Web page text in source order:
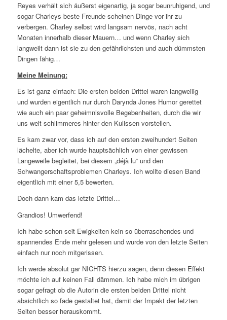
Reyes verhält sich äußerst eigenartig, ja sogar beunruhigend, und
sogar Charleys beste Freunde scheinen Dinge vor ihr zu
verbergen. Charley selbst wird langsam nervös, nach acht
Monaten innerhalb dieser Mauern… und wenn Charley sich
langweilt dann ist sie zu den gefährlichsten und auch dümmsten
Dingen fähig…
Meine Meinung:
Es ist ganz einfach: Die ersten beiden Drittel waren langweilig
und wurden eigentlich nur durch Darynda Jones Humor gerettet
wie auch ein paar geheimnisvolle Begebenheiten, durch die wir
uns weit schlimmeres hinter den Kulissen vorstellen.
Es kam zwar vor, dass ich auf den ersten zweihundert Seiten
lächelte, aber ich wurde hauptsächlich von einer gewissen
Langeweile begleitet, bei diesem „déjà lu“ und den
Schwangerschaftsproblemen Charleys. Ich wollte diesen Band
eigentlich mit einer 5,5 bewerten.
Doch dann kam das letzte Drittel…
Grandios! Umwerfend!
Ich habe schon seit Ewigkeiten kein so überraschendes und
spannendes Ende mehr gelesen und wurde von den letzte Seiten
einfach nur noch mitgerissen.
Ich werde absolut gar NICHTS hierzu sagen, denn diesen Effekt
möchte ich auf keinen Fall dämmen. Ich habe mich im übrigen
sogar gefragt ob die Autorin die ersten beiden Drittel nicht
absichtlich so fade gestaltet hat, damit der Impakt der letzten
Seiten besser herauskommt.